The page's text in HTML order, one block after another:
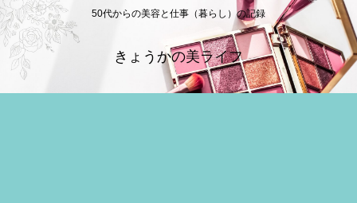
50代からの美容と仕事（暮らし）の記録
きょうかの美ライフ